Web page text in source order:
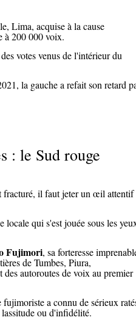
Lima, acquise à la cause
à 200 000 voix.
votes venus de l'intérieur du
la gauche a refait son retard
: le Sud rouge
fracturé, il faut jeter un œil attentif
locale qui s'est jouée sous les
Fujimori, sa forteresse
de Tumbes, Piura,
autoroutes de voix au premier
a connu de sérieux
ou d'infidélité.